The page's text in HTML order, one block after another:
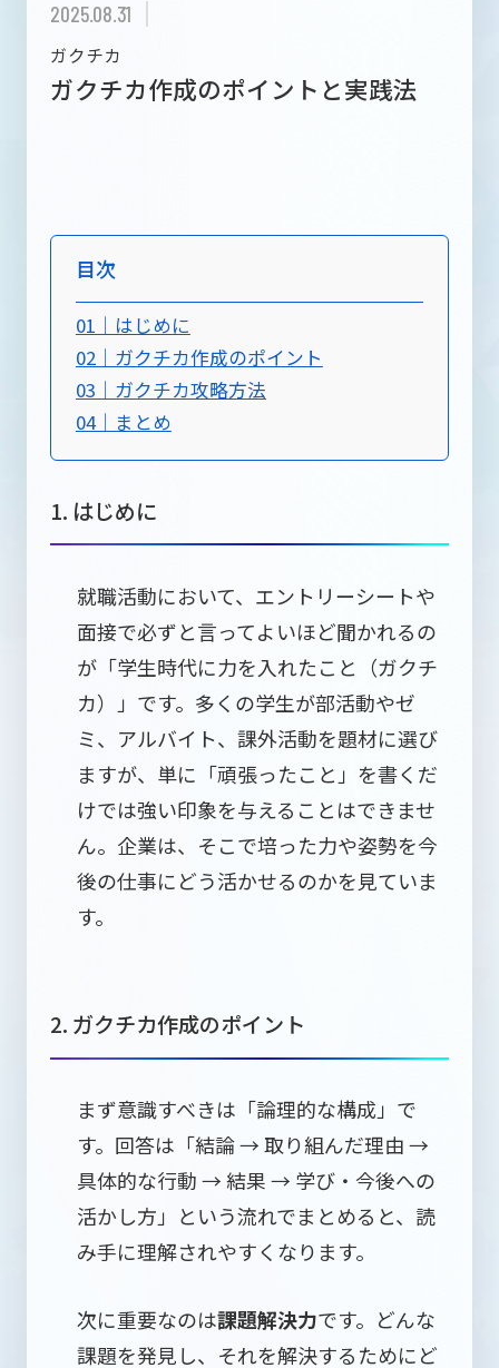
お問い合わせ
2025.08.31
ガクチカ
ガクチカ作成のポイントと実践法
目次
01｜はじめに
02｜ガクチカ作成のポイント
03｜ガクチカ攻略方法
04｜まとめ
1. はじめに
就職活動において、エントリーシートや
面接で必ずと言ってよいほど聞かれるの
が「学生時代に力を入れたこと（ガクチ
カ）」です。多くの学生が部活動やゼ
ミ、アルバイト、課外活動を題材に選び
ますが、単に「頑張ったこと」を書くだ
けでは強い印象を与えることはできませ
ん。企業は、そこで培った力や姿勢を今
後の仕事にどう活かせるのかを見ていま
す。
2. ガクチカ作成のポイント
まず意識すべきは「論理的な構成」で
す。回答は「結論 → 取り組んだ理由 →
具体的な行動 → 結果 → 学び・今後への
活かし方」という流れでまとめると、読
み手に理解されやすくなります。
次に重要なのは課題解決力です。どんな
課題を発見し、それを解決するためにど